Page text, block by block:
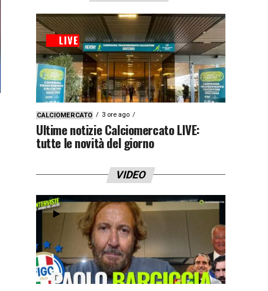
CALCIOMERCATO 3 ore ago
Ultime notizie Calciomercato LIVE:
tutte le novità del giorno
VIDEO